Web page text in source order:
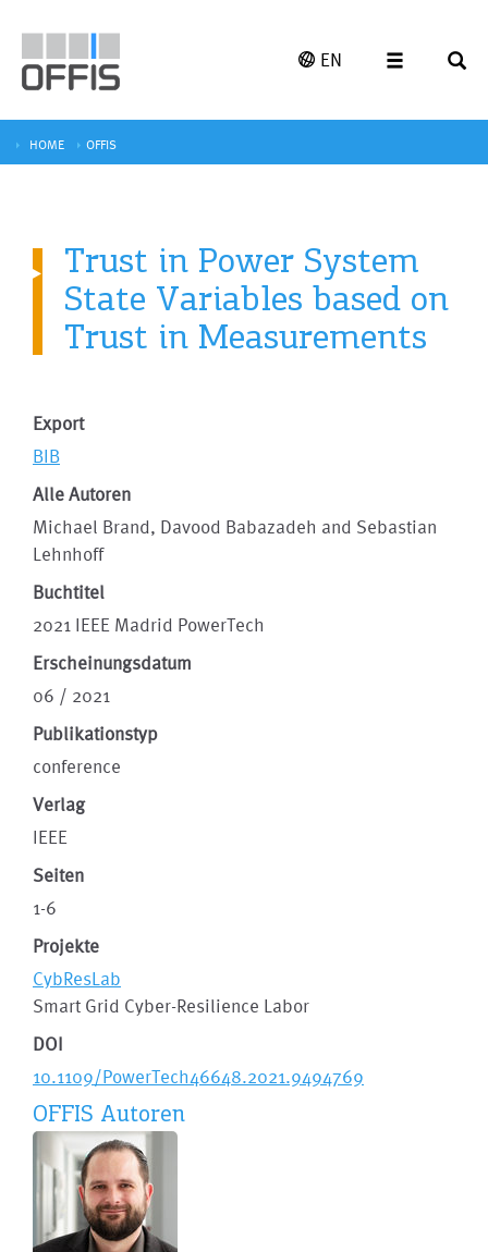
EN
HOME OFFIS
Trust in Power System
State Variables based on
Trust in Measurements
Export
BIB
Alle Autoren
Michael Brand, Davood Babazadeh and Sebastian
Lehnhoff
Buchtitel
2021 IEEE Madrid PowerTech
Erscheinungsdatum
06 / 2021
Publikationstyp
conference
Verlag
IEEE
Seiten
1-6
Projekte
CybResLab
Smart Grid Cyber-Resilience Labor
DOI
10.1109/PowerTech46648.2021.9494769
OFFIS Autoren